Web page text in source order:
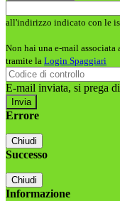
all'indirizzo indicato con le
Non hai una e-mail
tramite la Login Spaggiari
E-mail inviata, si prega
Errore
Chiudi
Successo
Chiudi
Informazione